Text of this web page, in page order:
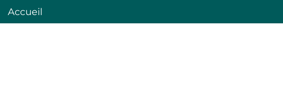
Accueil